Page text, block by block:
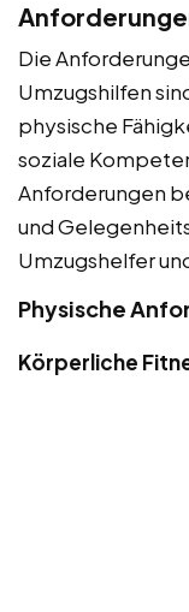
Die
Umzugshilfen
physische
soziale
Anforderungen
und
Umzugshelfer
Physische
Körperliche